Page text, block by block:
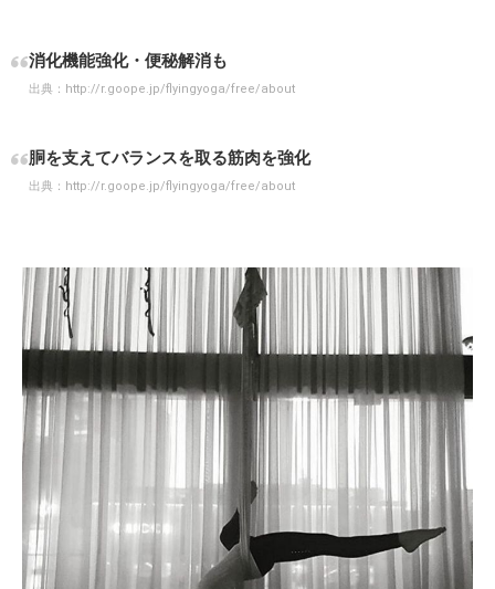
消化機能強化・便秘解消も
出典： http://r.goope.jp/flyingyoga/free/about
胴を支えてバランスを取る筋肉を強化
出典： http://r.goope.jp/flyingyoga/free/about